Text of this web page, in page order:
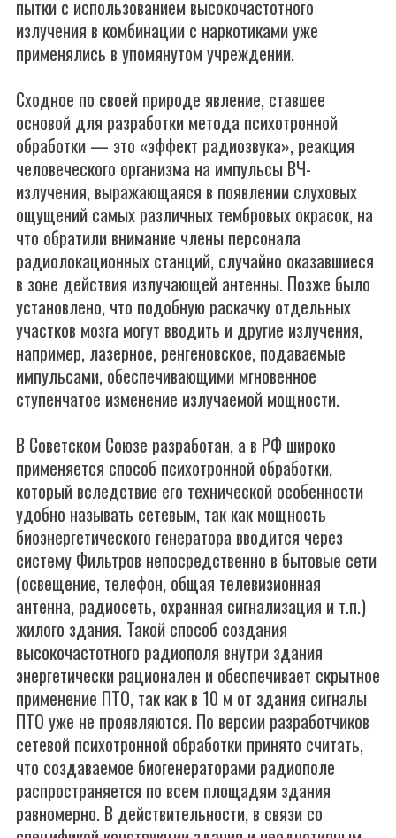
пытки с использованием высокочастотного
излучения в комбинации с наркотиками уже
применялись в упомянутом учреждении.
Сходное по своей природе явление, ставшее
основой для разработки метода психотронной
обработки — это «эффект радиозвука», реакция
человеческого организма на импульсы ВЧ-
излучения, выражающаяся в появлении слуховых
ощущений самых различных тембровых окрасок, на
что обратили внимание члены персонала
радиолокационных станций, случайно оказавшиеся
в зоне действия излучающей антенны. Позже было
установлено, что подобную раскачку отдельных
участков мозга могут вводить и другие излучения,
например, лазерное, ренгеновское, подаваемые
импульсами, обеспечивающими мгновенное
ступенчатое изменение излучаемой мощности.
В Советском Союзе разработан, а в РФ широко
применяется способ психотронной обработки,
который вследствие его технической особенности
удобно называть сетевым, так как мощность
биоэнергетического генератора вводится через
систему Фильтров непосредственно в бытовые сети
(освещение, телефон, общая телевизионная
антенна, радиосеть, охранная сигнализация и т.п.)
жилого здания. Такой способ создания
высокочастотного радиополя внутри здания
энергетически рационален и обеспечивает скрытное
применение ПТО, так как в 10 м от здания сигналы
ПТО уже не проявляются. По версии разработчиков
сетевой психотронной обработки принято считать,
что создаваемое биогенераторами радиополе
распространяется по всем площадям здания
равномерно. В действительности, в связи со